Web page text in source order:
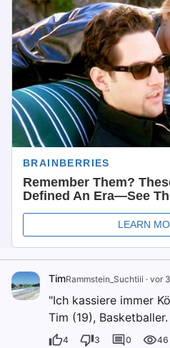
TimRammstein_Suchtiii · vor
"Ich kassiere immer
Tim (19), Basketballer.
4 3 0 46